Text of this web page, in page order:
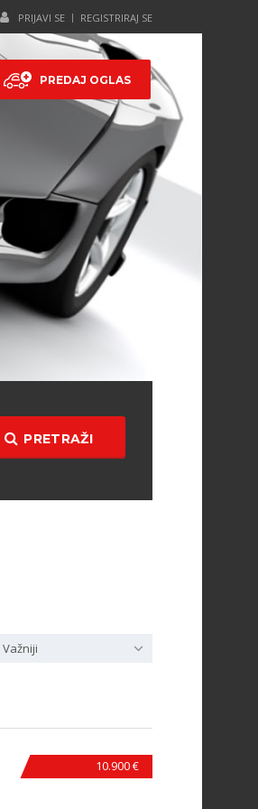
PRIJAVI SE REGISTRIRAJ SE
PREDAJ OGLAS
PRETRAŽI
Važniji
10.900 €